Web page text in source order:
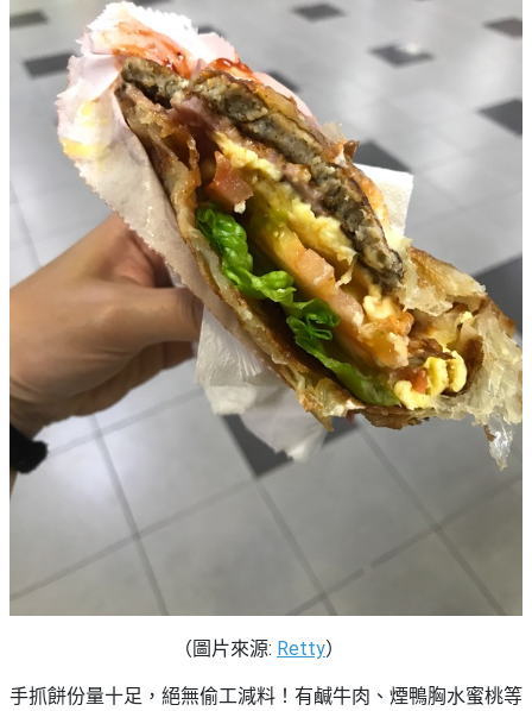
（圖片來源: Retty）
手抓餅份量十足，絕無偷工減料！有鹹牛肉、煙鴨胸水蜜桃等